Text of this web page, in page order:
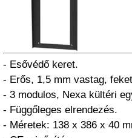
- Esővédő keret.
- Erős, 1,5 mm vastag,
- 3 modulos, Nexa kültéri
- Függőleges elrendezés.
- Méretek: 138 x 386 x 40